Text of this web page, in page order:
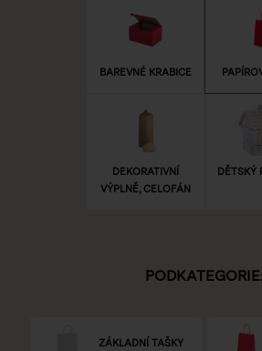
BAREVNÉ KRABICE
DEKORATIVNÍ
VÝPLNĚ, CELOFÁN
DĚTSKÝ
PODKATEGORIE:
ZÁKLADNÍ TAŠKY